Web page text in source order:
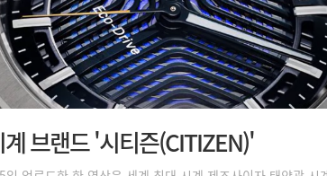
브랜드 '시티즌(CITIZEN)'